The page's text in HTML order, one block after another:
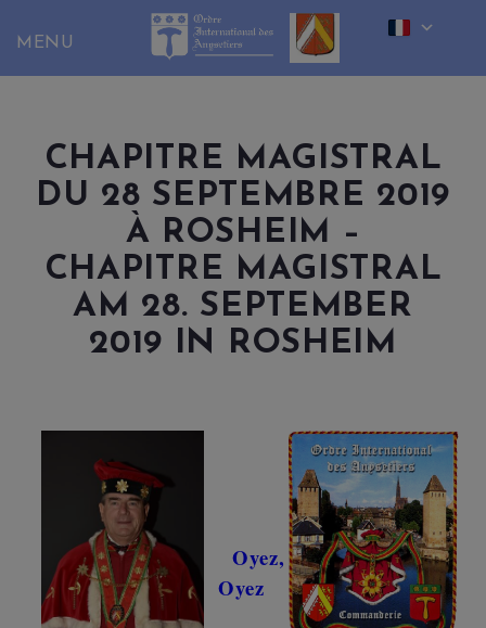
content
CHAPITRE MAGISTRAL
DU 28 SEPTEMBRE 2019
À ROSHEIM –
CHAPITRE MAGISTRAL
AM 28. SEPTEMBER
2019 IN ROSHEIM
Oyez,
Oyez